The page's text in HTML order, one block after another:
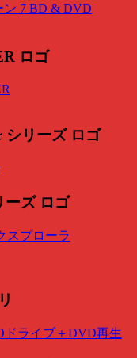
ン 7 BD & DVD
スプローラ
ドライブ＋DVD再生